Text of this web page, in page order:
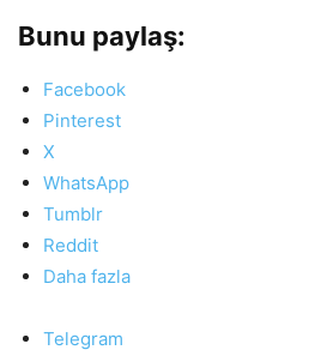
Bunu paylaş:
Facebook
Pinterest
X
WhatsApp
Tumblr
Reddit
Daha fazla
Telegram